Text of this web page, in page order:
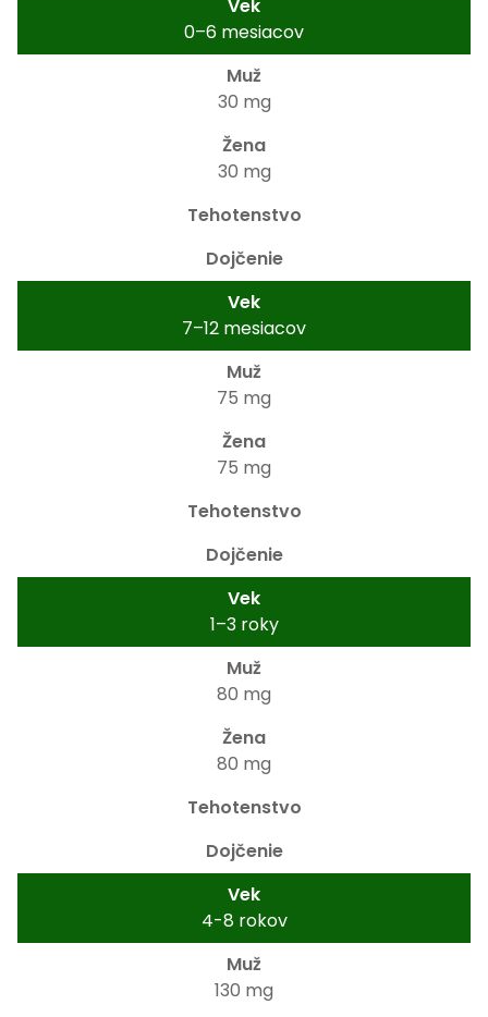
0–6 mesiacov
30 mg
30 mg
7–12 mesiacov
75 mg
75 mg
1–3 roky
80 mg
80 mg
4-8 rokov
130 mg